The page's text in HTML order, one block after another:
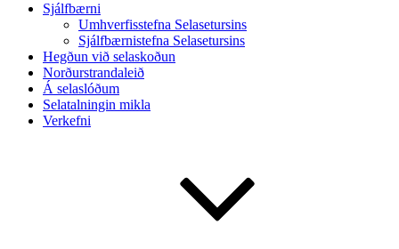
Sjálfbærni
Umhverfisstefna Selasetursins
Sjálfbærnistefna Selasetursins
Hegðun við selaskoðun
Norðurstrandaleið
Á selaslóðum
Selatalningin mikla
Verkefni